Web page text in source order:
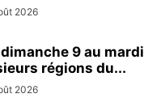
2026
dimanche 9 au mardi
régions du...
2026